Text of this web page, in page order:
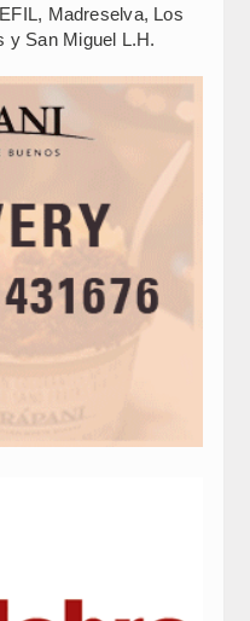
Madreselva, Los
y San Miguel L.H.